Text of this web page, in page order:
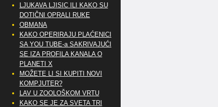
LJUKAVA LJISIC ILI KAKO SU
DOTIČNI OPRALI RUKE
OBMANA
KAKO OPERIRAJU PLAĆENICI
SA YOU TUBE-a SAKRIVAJUĆI
SE IZA PROFILA KANALA O
PLANETI X
MOŽETE LI SI KUPITI NOVI
KOMPJUTER?
LAV U ZOOLOŠKOM VRTU
KAKO SE JE ZA SVETA TRI